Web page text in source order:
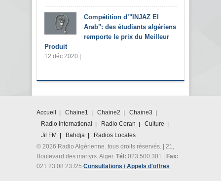
Compétition d’"INJAZ El
Arab": des étudiants algériens
remporte le prix du Meilleur
Produit
12 déc 2020 |
Accueil Chaine1 Chaine2
Chaine3
Radio International
Radio Coran
Culture
Jil FM
Bahdja
Radios Locales
© 2026 Radio Algérienne. tous droits réservés. | 21,
Boulevard des martyrs. Alger. Tél: 023 500 301 | Fax:
021 23 08 23 /25 Consultations / Appels d'offres